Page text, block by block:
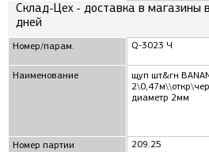
Склад-Цех - доставка в магазины
дней
Номер/парам.
Наименование
Номер партии
Q-3023 Ч
щуп шт&гн
диаметр 2мм
209.25